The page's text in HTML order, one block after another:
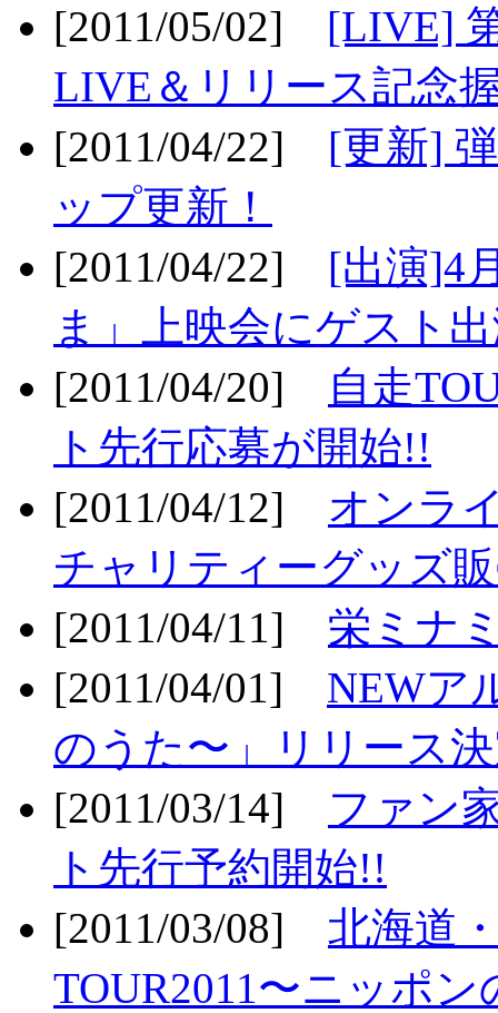
[2011/05/02] [LIVE]
LIVE＆リリース記念
[2011/04/22] [更新]
ップ更新！
[2011/04/22] [出演]4
ま」上映会にゲスト
[2011/04/20]
自走
ト先行応募が開始!!
[2011/04/12] オンラ
チャリティーグッズ
[2011/04/11] 栄ミナ
[2011/04/01] NEWア
のうた〜」リリース
[2011/03/14] ファン
ト先行予約開始!!
[2011/03/08] 北海道
TOUR2011〜ニッポ